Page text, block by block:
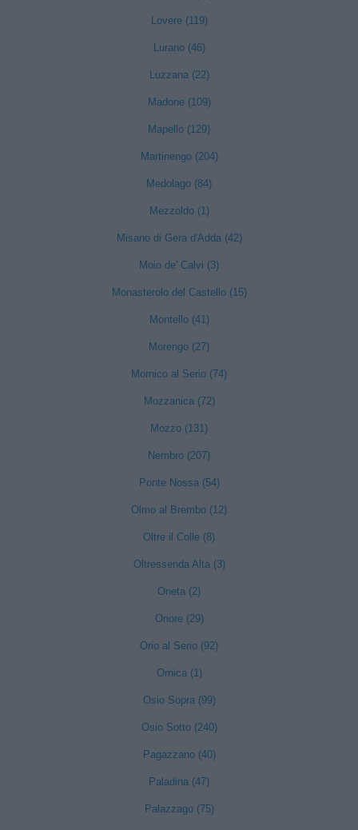
Lovere (119)
Lurano (46)
Luzzana (22)
Madone (109)
Mapello (129)
Martinengo (204)
Medolago (84)
Mezzoldo (1)
Misano di Gera d'Adda (42)
Moio de' Calvi (3)
Monasterolo del Castello (15)
Montello (41)
Morengo (27)
Mornico al Serio (74)
Mozzanica (72)
Mozzo (131)
Nembro (207)
Ponte Nossa (54)
Olmo al Brembo (12)
Oltre il Colle (8)
Oltressenda Alta (3)
Oneta (2)
Onore (29)
Orio al Serio (92)
Ornica (1)
Osio Sopra (99)
Osio Sotto (240)
Pagazzano (40)
Paladina (47)
Palazzago (75)